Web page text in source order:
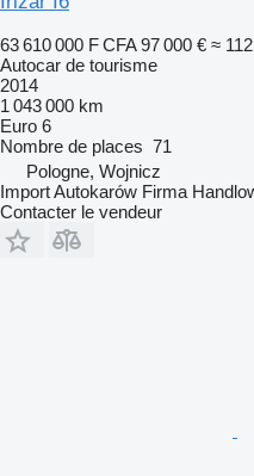
63 610 000 F CFA 97 000 € ≈
Autocar de tourisme
2014
1 043 000 km
Euro 6
Nombre de places 71
Pologne, Wojnicz
Import Autokarów Firma
Contacter le vendeur